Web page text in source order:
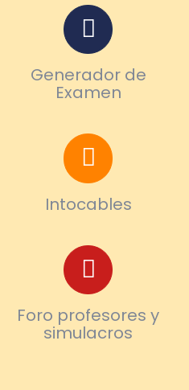
Generador de
Examen
Intocables
Foro profesores y
simulacros